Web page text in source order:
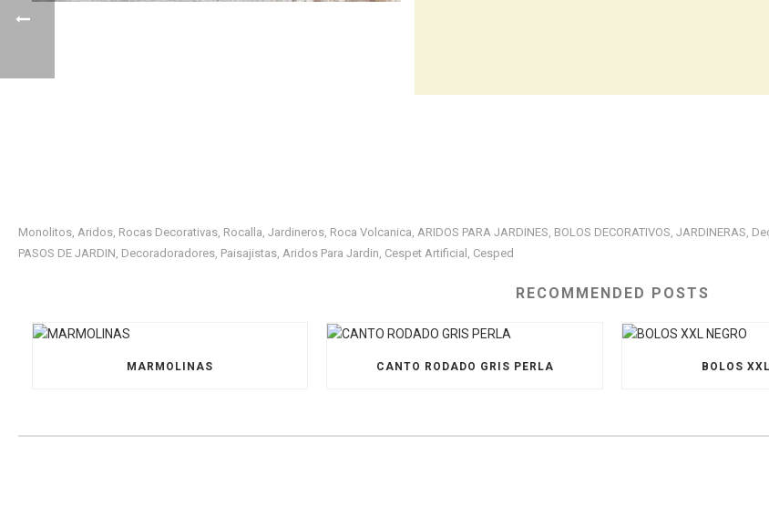
Monolitos, Aridos, Rocas Decorativas, Rocalla, Jardineros, Roca Volcanica, ARIDOS PARA JARDINES, BOLOS DECORATIVOS, JARDINERAS,
PASOS DE JARDIN, Decoradoradores, Paisajistas, Aridos Para Jardin, Cespet Artificial , Cesped
RECOMMENDED POSTS
MARMOLINAS CANTO RODADO GRIS PERLA BOLOS